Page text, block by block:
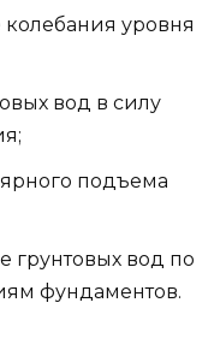
уровня
вод в силу
подъема
грунтовых вод по
фундаментов.